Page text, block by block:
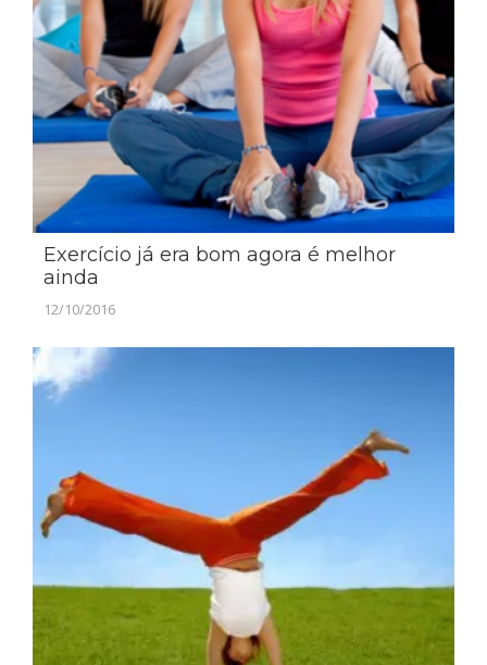
Exercício já era bom agora é melhor
ainda
12/10/2016